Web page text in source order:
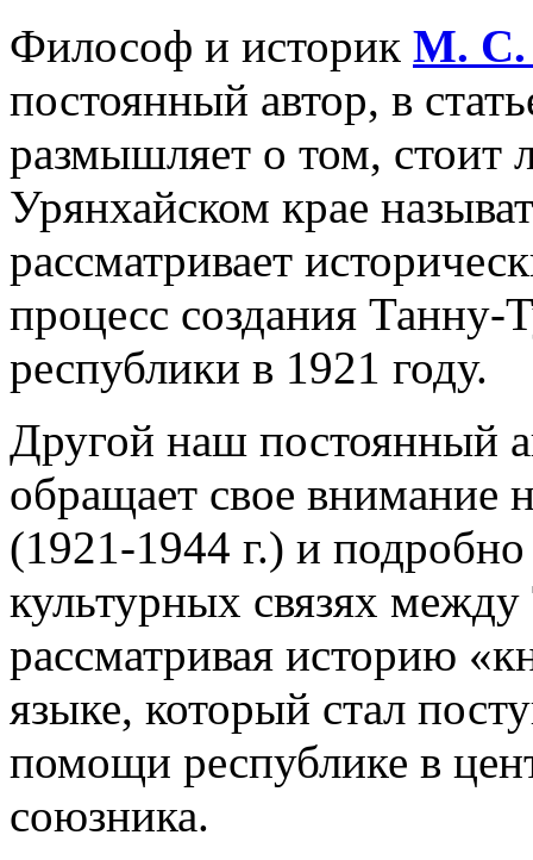
Философ и историк М.
постоянный автор, в
размышляет о том, стоит
Урянхайском крае
рассматривает
процесс создания Танну-
республики в 1921 году.
Другой наш постоянный
обращает свое внимание
(1921-1944 г.) и подробно
культурных связях
рассматривая историю
языке, который стал
помощи республике в
союзника.